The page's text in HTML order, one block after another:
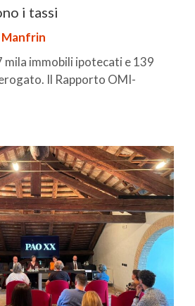
i tassi
mila immobili ipotecati e 139
Il Rapporto OMI-